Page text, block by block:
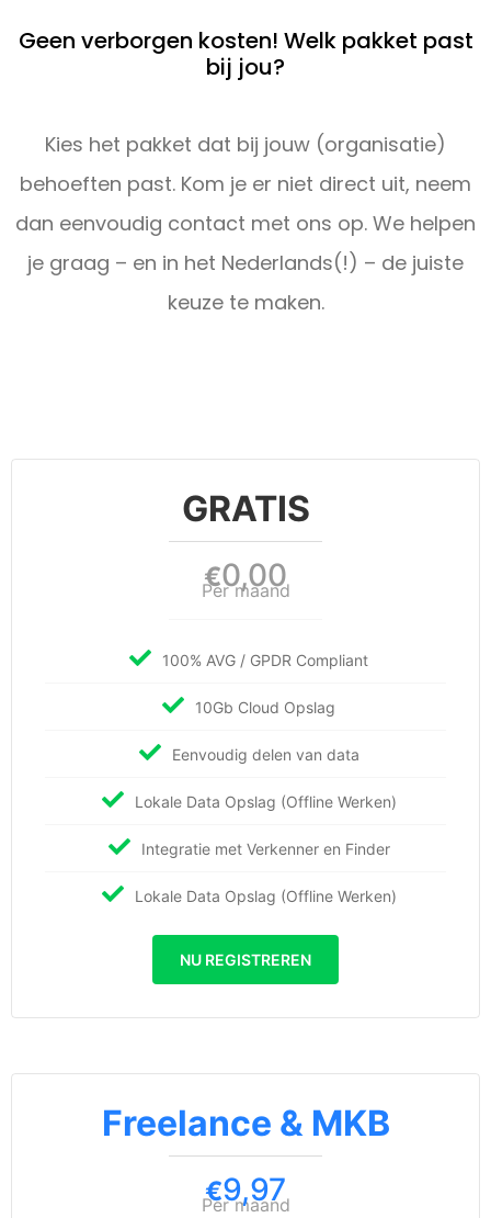
Geen verborgen kosten! Welk pakket past
bij jou?
Kies het pakket dat bij jouw (organisatie)
behoeften past. Kom je er niet direct uit, neem
dan eenvoudig contact met ons op. We helpen
je graag – en in het Nederlands(!) – de juiste
keuze te maken.
GRATIS
€0,00
Per maand
100% AVG / GPDR Compliant
10Gb Cloud Opslag
Eenvoudig delen van data
Lokale Data Opslag (Offline Werken)
Integratie met Verkenner en Finder
Lokale Data Opslag (Offline Werken)
NU REGISTREREN
Freelance & MKB
€9,97
Per maand